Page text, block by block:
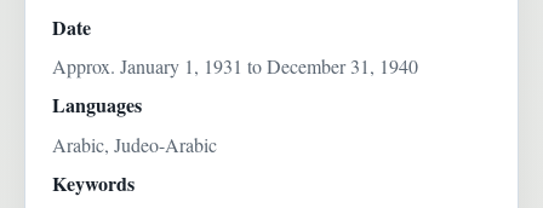
Date
Approx. January 1, 1931 to December 31, 1940
Languages
Arabic, Judeo-Arabic
Keywords